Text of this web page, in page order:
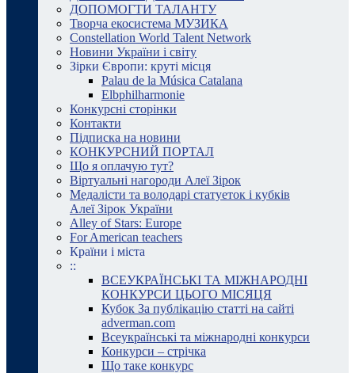
ДОПОМОГТИ ТАЛАНТУ
Творча екосистема МУЗИКА
Constellation World Talent Network
Новини України і світу
Зірки Європи: круті місця
Palau de la Música Catalana
Elbphilharmonie
Конкурсні сторінки
Контакти
Підписка на новини
КОНКУРСНИЙ ПОРТАЛ
Що я оплачую тут?
Віртуальні нагороди Алеї Зірок
Медалісти та володарі статуеток і кубків
Алеї Зірок України
Alley of Stars: Europe
For American teachers
Країни і міста
::
ВСЕУКРАЇНСЬКІ ТА МІЖНАРОДНІ
КОНКУРСИ ЦЬОГО МІСЯЦЯ
Кубок За публікацію статті на сайті
adverman.com
Всеукраїнські та міжнародні конкурси
Конкурси – стрічка
Що таке конкурс